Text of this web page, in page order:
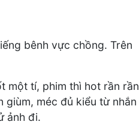
bênh vực chồng. Trên
một tí, phim thì hot rần rần
giùm, méc đủ kiểu từ nhắn
ảnh đi.